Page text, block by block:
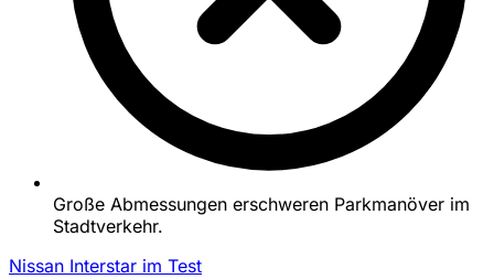
Große Abmessungen erschweren Parkmanöver im
Stadtverkehr.
Nissan Interstar im Test